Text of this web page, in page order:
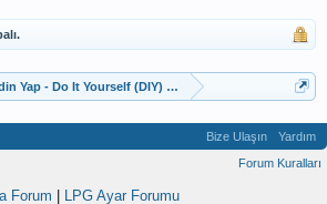
Yap - Do It Yourself (DIY) Uygulamaları
Bize Ulaşın
Yardım
Forum Kuralları
Forum LPG Ayar Forumu